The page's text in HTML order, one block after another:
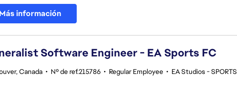
Más información
Software Engineer - EA Sports FC
Canada • Nº de ref.215786 • Regular Employee • EA Studios - SPORTS